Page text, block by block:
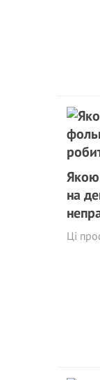
Якою
на
Ці